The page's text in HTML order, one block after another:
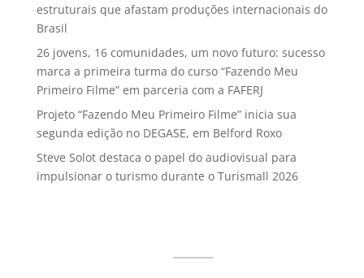
estruturais que afastam produções internacionais do
Brasil
26 jovens, 16 comunidades, um novo futuro: sucesso
marca a primeira turma do curso “Fazendo Meu
Primeiro Filme” em parceria com a FAFERJ
Projeto “Fazendo Meu Primeiro Filme” inicia sua
segunda edição no DEGASE, em Belford Roxo
Steve Solot destaca o papel do audiovisual para
impulsionar o turismo durante o Turismall 2026